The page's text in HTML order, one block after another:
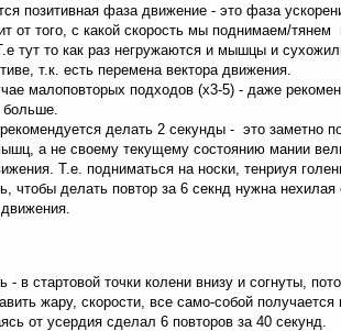
позитивная фаза движение - это фаза
от того, с какой скорость мы поднимаем/
тут то как раз негружаются и мышцы и
т.к. есть перемена вектора движения.
малоповторых подходов (х3-5) - даже
делать 2 секунды - это заметно
а не своему текущему состоянию мании
Т.е. подниматься на носки, тенриуя
чтобы делать повтор за 6 секнд нужна
в стартовой точки колени внизу и согнуты,
жару, скорости, все само-собой
от усердия сделал 6 повторов за 40 секунд.